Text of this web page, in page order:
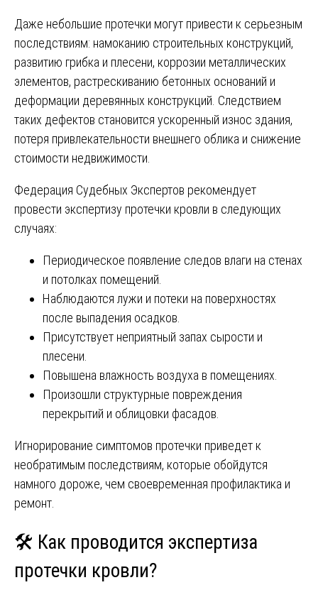
Даже небольшие протечки могут привести к серьезным
последствиям: намоканию строительных конструкций,
развитию грибка и плесени, коррозии металлических
элементов, растрескиванию бетонных оснований и
деформации деревянных конструкций. Следствием
таких дефектов становится ускоренный износ здания,
потеря привлекательности внешнего облика и снижение
стоимости недвижимости.
Федерация Судебных Экспертов рекомендует
провести экспертизу протечки кровли в следующих
случаях:
Периодическое появление следов влаги на стенах
и потолках помещений.
Наблюдаются лужи и потеки на поверхностях
после выпадения осадков.
Присутствует неприятный запах сырости и
плесени.
Повышена влажность воздуха в помещениях.
Произошли структурные повреждения
перекрытий и облицовки фасадов.
Игнорирование симптомов протечки приведет к
необратимым последствиям, которые обойдутся
намного дороже, чем своевременная профилактика и
ремонт.
🛠️ Как проводится экспертиза
протечки кровли?